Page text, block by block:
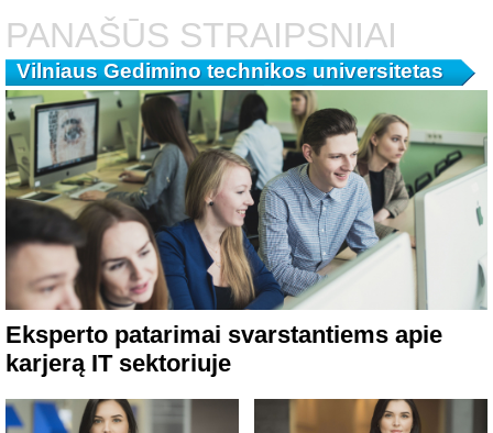
PANAŠŪS STRAIPSNIAI
Vilniaus Gedimino technikos universitetas
Eksperto patarimai svarstantiems apie
karjerą IT sektoriuje